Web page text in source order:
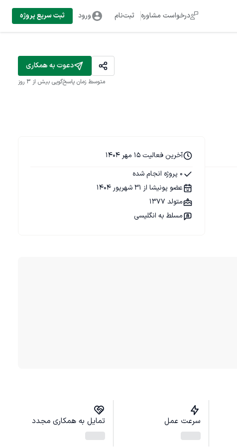
درخواست مشاوره ثبت‌نام ورود ثبت سریع پروژه
دعوت به همکاری
متوسط زمان پاسخ‌گویی بیش از ۳ روز
آخرین فعالیت 15 مهر 1404
0 پروژه انجام شده
عضو پونیشا از 31 شهریور 1404
متولد 1377
مسلط به انگلیسی
سرعت عمل تمایل به همکاری مجدد